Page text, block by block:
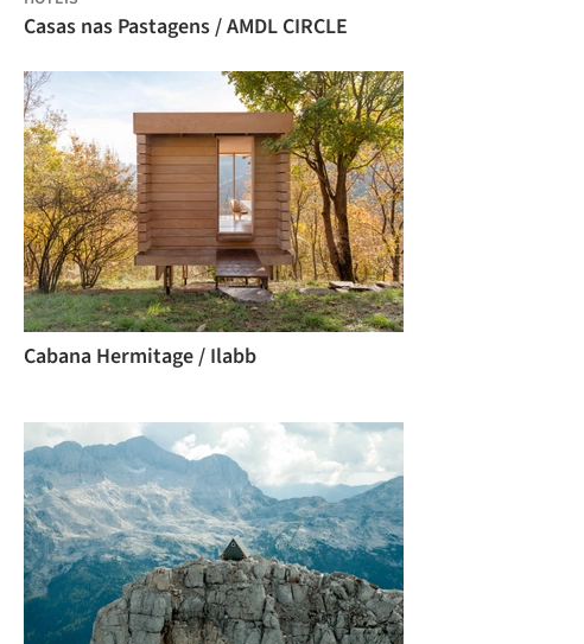
Casas nas Pastagens / AMDL CIRCLE
Cabana Hermitage / Ilabb